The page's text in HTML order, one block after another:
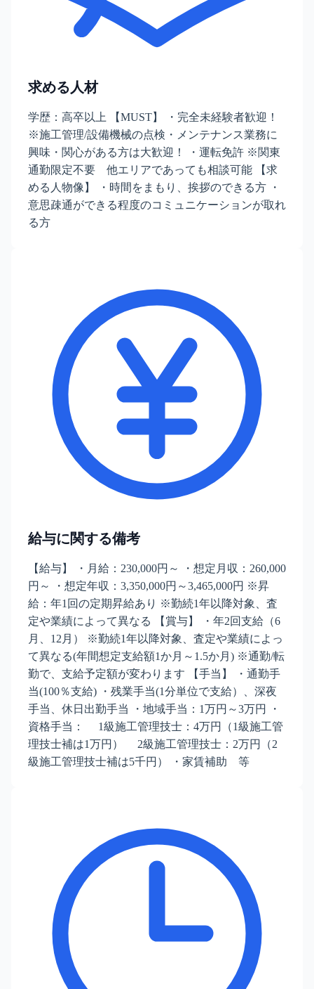
求める人材
学歴：高卒以上 【MUST】 ・完全未経験者歓迎！
※施工管理/設備機械の点検・メンテナンス業務に
興味・関心がある方は大歓迎！ ・運転免許 ※関東
通勤限定不要 他エリアであっても相談可能 【求
める人物像】 ・時間をまもり、挨拶のできる方 ・
意思疎通ができる程度のコミュニケーションが取れ
る方
給与に関する備考
【給与】 ・月給：230,000円～ ・想定月収：260,000
円～ ・想定年収：3,350,000円～3,465,000円 ※昇
給：年1回の定期昇給あり ※勤続1年以降対象、査
定や業績によって異なる 【賞与】 ・年2回支給（6
月、12月） ※勤続1年以降対象、査定や業績によっ
て異なる(年間想定支給額1か月～1.5か月) ※通勤/転
勤で、支給予定額が変わります 【手当】 ・通勤手
当(100％支給) ・残業手当(1分単位で支給）、深夜
手当、休日出勤手当 ・地域手当：1万円～3万円 ・
資格手当： 1級施工管理技士：4万円（1級施工管
理技士補は1万円） 2級施工管理技士：2万円（2
級施工管理技士補は5千円） ・家賃補助 等